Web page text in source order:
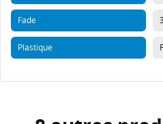
Fade 3
Plastique